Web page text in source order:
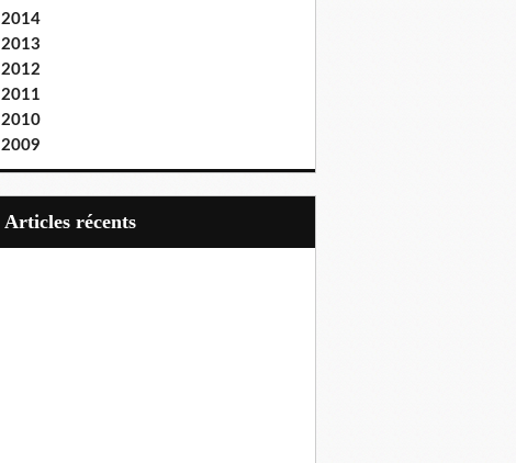
2014
2013
2012
2011
2010
2009
articles récents